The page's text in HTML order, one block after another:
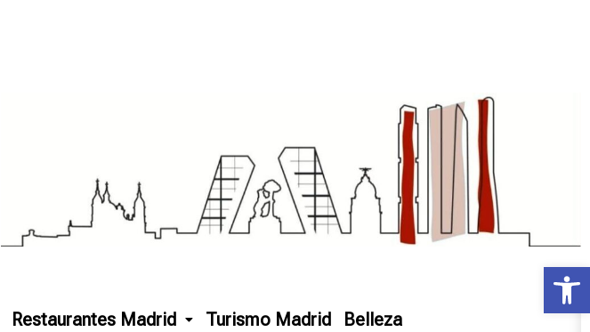
Restaurantes Madrid Turismo Madrid Belleza